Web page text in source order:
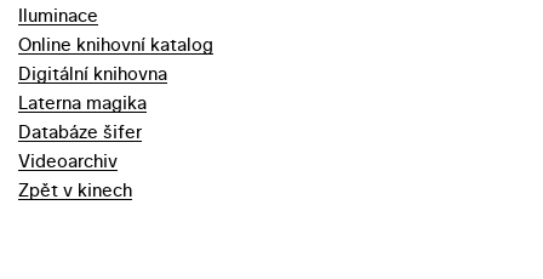
Iluminace
Online knihovní katalog
Digitální knihovna
Laterna magika
Databáze šifer
Videoarchiv
Zpět v kinech